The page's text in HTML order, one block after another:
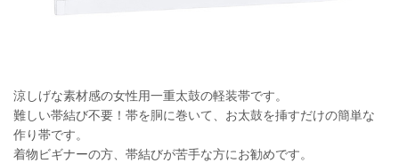
涼しげな素材感の女性用一重太鼓の軽装帯です。
難しい帯結び不要！帯を胴に巻いて、お太鼓を挿すだけの簡単な
作り帯です。
着物ビギナーの方、帯結びが苦手な方にお勧めです。